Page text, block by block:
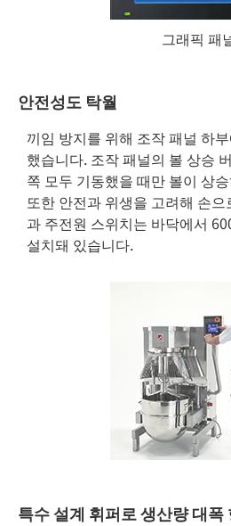
그래픽 패
안전성도 탁월
끼임 방지를 위해 조작 패널 하
했습니다. 조작 패널의 볼 상승
쪽 모두 기동했을 때만 볼이 상
또한 안전과 위생을 고려해 손
과 주전원 스위치는 바닥에서
설치돼 있습니다.
특수 설계 휘퍼로 생산량 대폭